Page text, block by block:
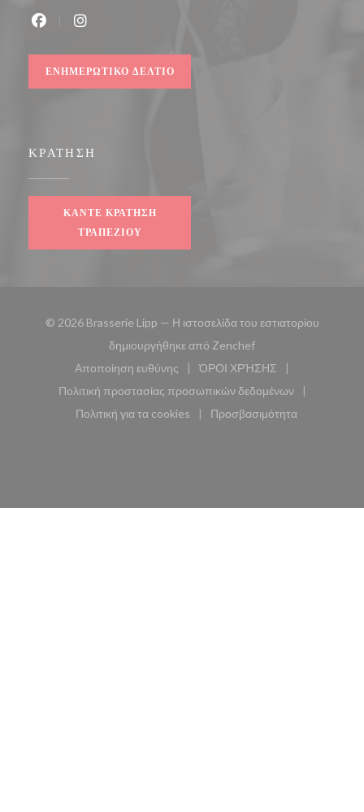
ΕΝΗΜΕΡΩΤΙΚΌ ΔΕΛΤΊΟ
ΚΡΆΤΗΣΗ
ΚΆΝΤΕ ΚΡΆΤΗΣΗ
ΤΡΑΠΕΖΙΟΎ
© 2026 Brasserie Lipp — Η ιστοσελίδα του εστιατορίου
δημιουργήθηκε από Zenchef((ανοίγει σε νέο
Αποποίηση ευθύνης
((ανοίγει σε νέο παράθυρο))
ΌΡΟΙ ΧΡΉΣΗΣ
((ανοίγει σε νέο
Πολιτική προστασίας προσωπικών δεδομένων
((ανοίγει σε νέο παράθυρο))
Πολιτική για τα cookies
((ανοίγει σε νέο παράθυρο))
Προσβασιμότητα
((ανοίγει σε νέο